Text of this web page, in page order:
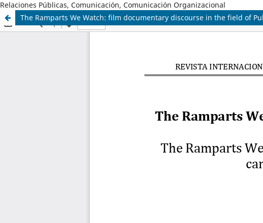
Relaciones Públicas, Comunicación, Comunicación Organizacional
The Ramparts We Watch: film documentary discourse in the field of